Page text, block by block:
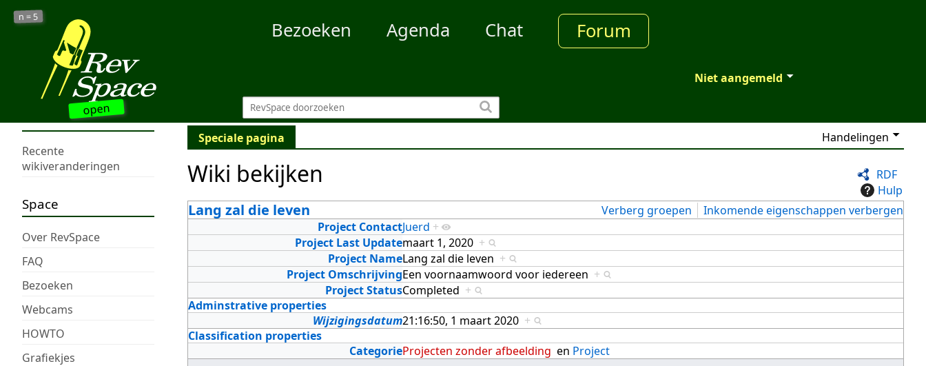
open
n = 5
Bezoeken Agenda Chat Forum
Niet aangemeld
Recente
wikiveranderingen
Space
Over RevSpace
FAQ
Bezoeken
Webcams
HOWTO
Grafiekjes
Speciale pagina Handelingen
RDF
Hulp
Wiki bekijken
Lang zal die leven Verberg groepen
Inkomende eigenschappen verbergen
Project ContactJuerd +
Project Last Updatemaart 1, 2020 +
Project NameLang zal die leven +
Project OmschrijvingEen voornaamwoord voor iedereen +
Project StatusCompleted +
Adminstrative properties
Wijzigingsdatum21:16:50, 1 maart 2020 +
Classification properties
CategorieProjecten zonder afbeelding en Project